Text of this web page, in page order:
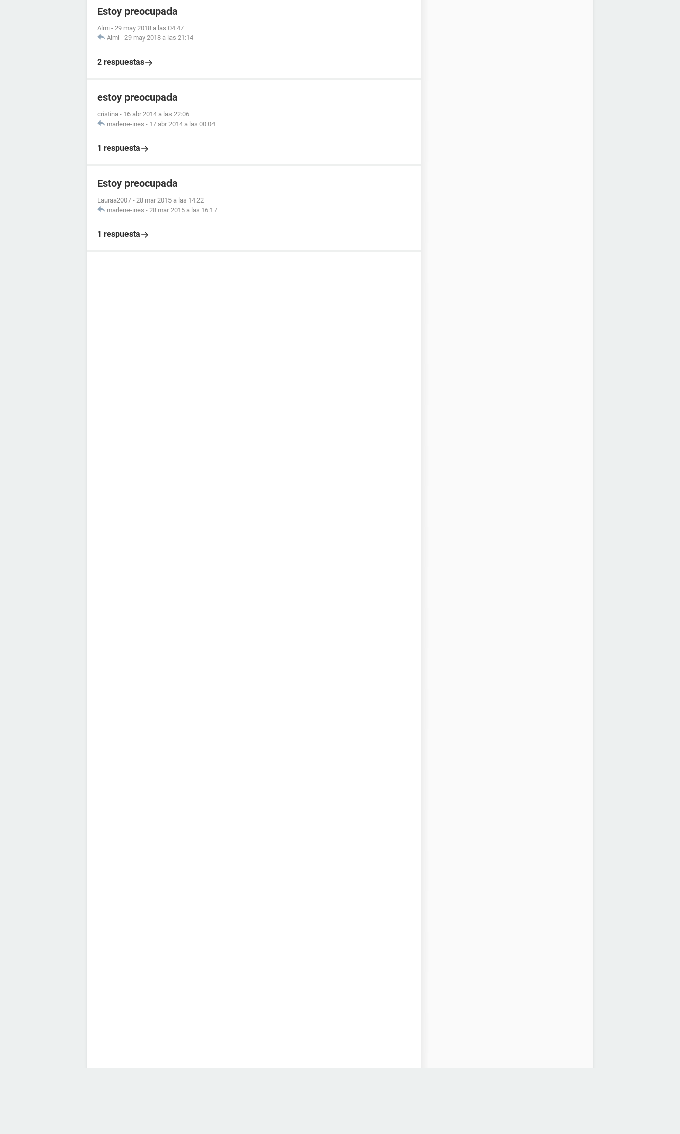
Estoy preocupada
Almi - 29 may 2018 a las 04:47
Almi - 29 may 2018 a las 21:14
2 respuestas
estoy preocupada
cristina - 16 abr 2014 a las 22:06
marlene-ines - 17 abr 2014 a las 00:04
1 respuesta
Estoy preocupada
Lauraa2007 - 28 mar 2015 a las 14:22
marlene-ines - 28 mar 2015 a las 16:17
1 respuesta